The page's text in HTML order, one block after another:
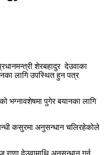
शेरबहादुर देउवाका
लागि उपस्थित हुन पत्र
भग्नावशेषमा पुगेर बयानका लागि
कसुरमा अनुसन्धान चलिरहेकोले
देउवामाथि अनुसन्धान गर्न